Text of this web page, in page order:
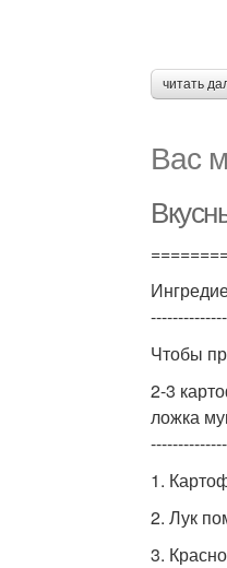
читать
Вас
--------------
Чтобы
2-3
ложка
1.
2. Лук
3.